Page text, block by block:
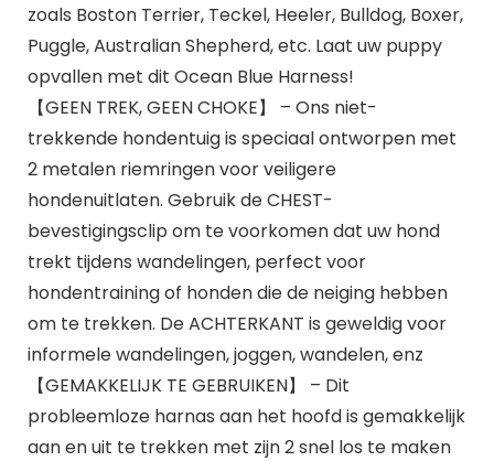
zoals Boston Terrier, Teckel, Heeler, Bulldog, Boxer,
Puggle, Australian Shepherd, etc. Laat uw puppy
opvallen met dit Ocean Blue Harness!
【GEEN TREK, GEEN CHOKE】 – Ons niet-
trekkende hondentuig is speciaal ontworpen met
2 metalen riemringen voor veiligere
hondenuitlaten. Gebruik de CHEST-
bevestigingsclip om te voorkomen dat uw hond
trekt tijdens wandelingen, perfect voor
hondentraining of honden die de neiging hebben
om te trekken. De ACHTERKANT is geweldig voor
informele wandelingen, joggen, wandelen, enz
【GEMAKKELIJK TE GEBRUIKEN】 – Dit
probleemloze harnas aan het hoofd is gemakkelijk
aan en uit te trekken met zijn 2 snel los te maken